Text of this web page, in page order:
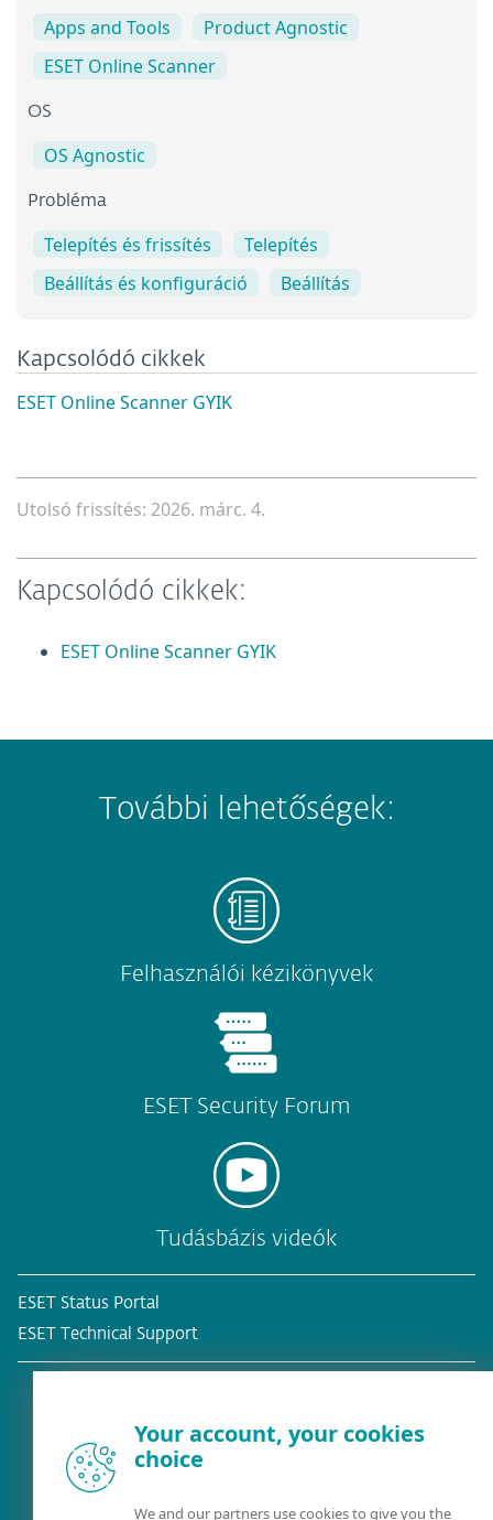
Apps and Tools
Product Agnostic
ESET Online Scanner
OS
OS Agnostic
Probléma
Telepítés és frissítés
Telepítés
Beállítás és konfiguráció
Beállítás
Kapcsolódó cikkek
ESET Online Scanner GYIK
Utolsó frissítés: 2026. márc. 4.
Kapcsolódó cikkek:
ESET Online Scanner GYIK
További lehetőségek:
Felhasználói kézikönyvek
ESET Security Forum
Tudásbázis videók
ESET Status Portal
ESET Technical Support
Your account, your cookies
choice
We and our partners use cookies to give you the